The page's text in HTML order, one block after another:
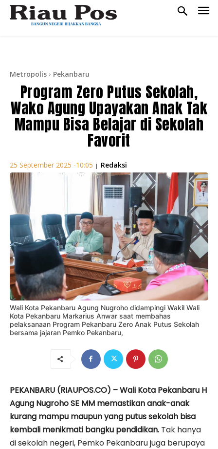
Metropolis Pekanbaru
Program Zero Putus Sekolah,
Wako Agung Upayakan Anak Tak
Mampu Bisa Belajar di Sekolah
Favorit
25 September 2025 -10:05 | Redaksi
Wali Kota Pekanbaru Agung Nugroho didampingi Wakil Wali
Kota Pekanbaru Markarius Anwar saat membahas
pelaksanaan Program Pekanbaru Zero Anak Putus Sekolah
bersama jajaran Pemko Pekanbaru,
PEKANBARU (RIAUPOS.CO) – Wali Kota Pekanbaru H
Agung Nugroho SE MM memastikan anak-anak
kurang mampu maupun yang putus sekolah bisa
kembali menikmati bangku pendidikan. Tak hanya
di sekolah negeri, Pemko Pekanbaru juga berupaya